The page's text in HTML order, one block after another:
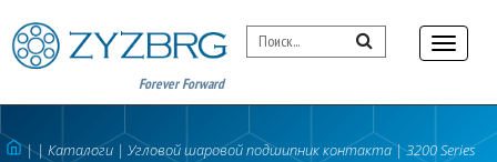
Forever Forward
|| Каталоги | Угловой шаровой подшипник контакта|3200 Series